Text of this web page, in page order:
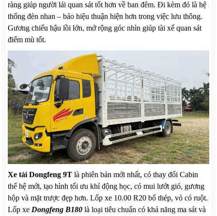
ràng giúp người lái quan sát tốt hơn về ban đêm. Đi kèm đó là hệ
thống đèn nhan – báo hiệu thuận hiện hơn trong việc lưu thông.
Gương chiếu hậu lồi lớn, mở rộng góc nhìn giúp tài xế quan sát
điểm mù tốt.
Xe tải Dongfeng 9T là phiên bản mới nhất, có thay đổi Cabin
thế hệ mới, tạo hình tối ưu khí động học, có mui lướt gió, gương
hộp và mặt trược đẹp hơn. Lốp xe 10.00 R20 bố thép, vỏ có ruột.
Lốp xe Dongfeng B180 là loại tiêu chuẩn có khả năng ma sát và